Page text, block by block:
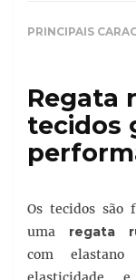
PRINCIPAIS
Regata
tecidos
Os tecidos são
uma regata
com